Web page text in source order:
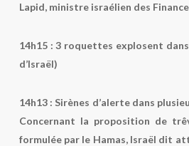
Lapid, ministre israélien des
14h15 :3 roquettes explosent dans
d’Israël)
14h13 : Sirènes d’alerte dans
Concernant la proposition de
formulée par le Hamas, Israël dit